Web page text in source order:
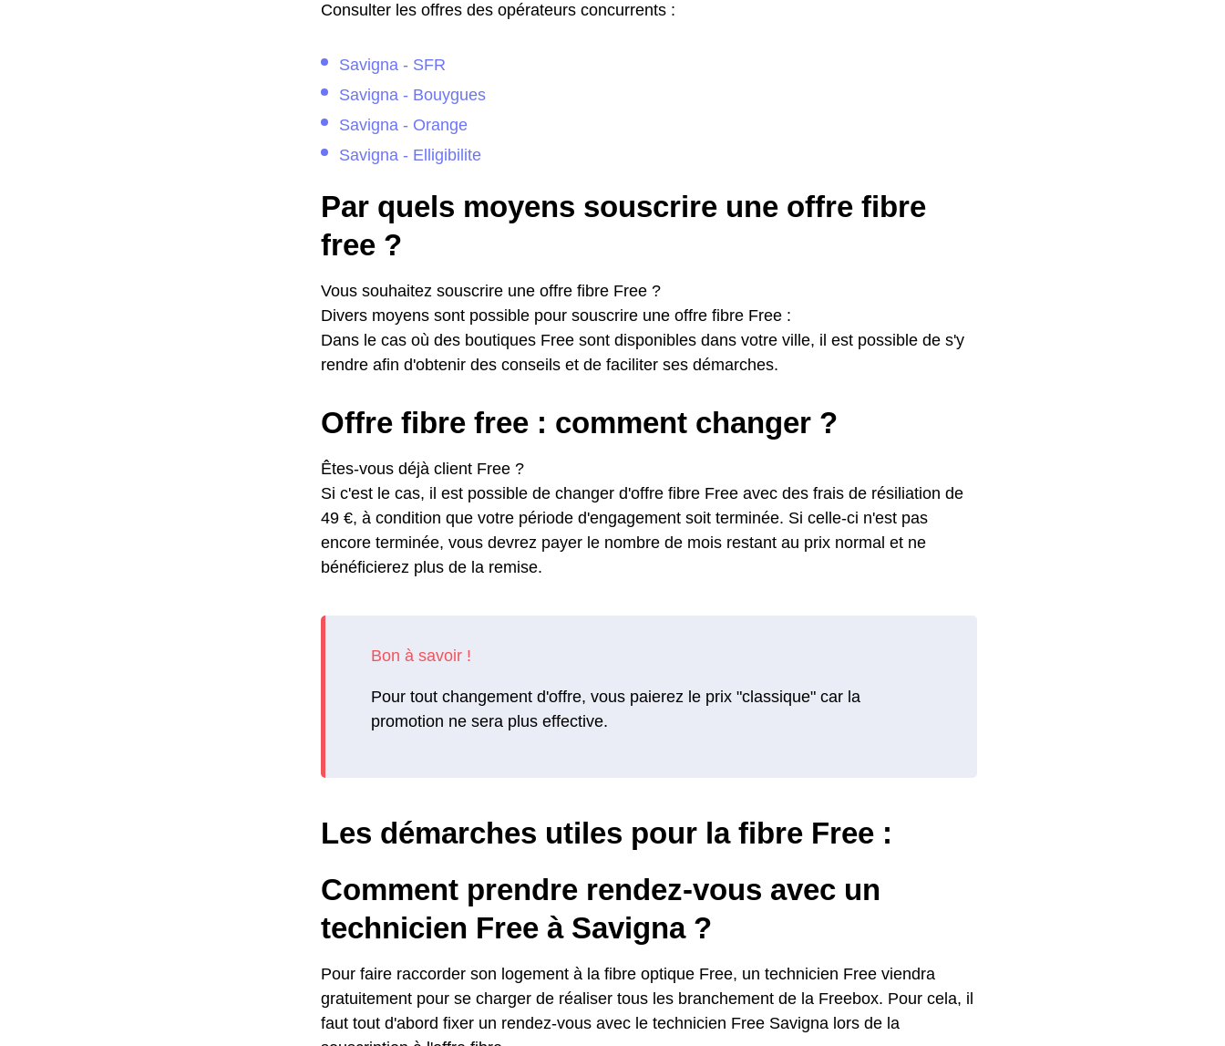
Consulter les offres des opérateurs concurrents :
Savigna - SFR
Savigna - Bouygues
Savigna - Orange
Savigna - Elligibilite
Par quels moyens souscrire une offre fibre
free ?
Vous souhaitez souscrire une offre fibre Free ?
Divers moyens sont possible pour souscrire une offre fibre Free :
Dans le cas où des boutiques Free sont disponibles dans votre ville, il est possible de s'y
rendre afin d'obtenir des conseils et de faciliter ses démarches.
Offre fibre free : comment changer ?
Êtes-vous déjà client Free ?
Si c'est le cas, il est possible de changer d'offre fibre Free avec des frais de résiliation de
49 €, à condition que votre période d'engagement soit terminée. Si celle-ci n'est pas
encore terminée, vous devrez payer le nombre de mois restant au prix normal et ne
bénéficierez plus de la remise.
Pour tout changement d'offre, vous paierez le prix "classique" car la
promotion ne sera plus effective.
Les démarches utiles pour la fibre Free :
Comment prendre rendez-vous avec un
technicien Free à Savigna ?
Pour faire raccorder son logement à la fibre optique Free, un technicien Free viendra
gratuitement pour se charger de réaliser tous les branchement de la Freebox. Pour cela, il
faut tout d'abord fixer un rendez-vous avec le technicien Free Savigna lors de la